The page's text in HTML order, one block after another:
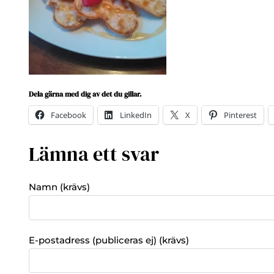
Dela gärna med dig av det du gillar.
Facebook LinkedIn X Pinterest
Lämna ett svar
Namn (krävs)
E-postadress (publiceras ej) (krävs)